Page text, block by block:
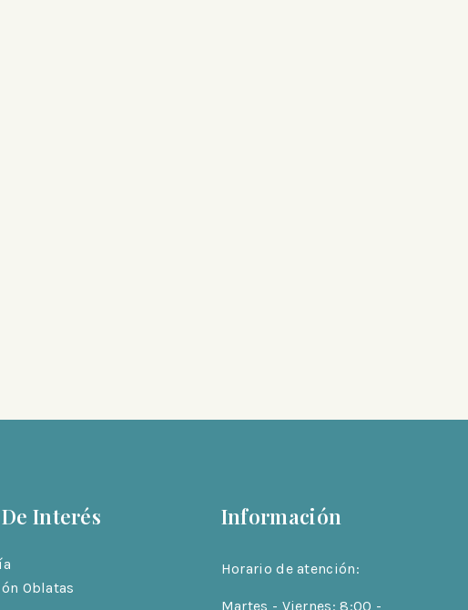
Interés
Oblatas
Información
Horario de atención:
Martes - Viernes: 8:00 -